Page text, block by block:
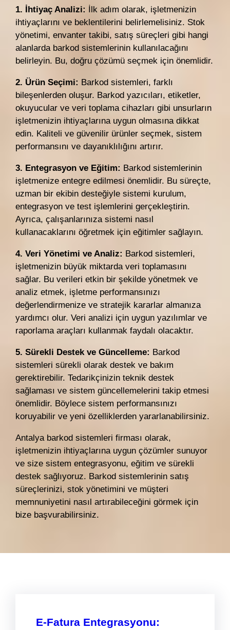
1. İhtiyaç Analizi: İlk adım olarak, işletmenizin
ihtiyaçlarını ve beklentilerini belirlemelisiniz. Stok
yönetimi, envanter takibi, satış süreçleri gibi hangi
alanlarda barkod sistemlerinin kullanılacağını
belirleyin. Bu, doğru çözümü seçmek için önemlidir.
2. Ürün Seçimi: Barkod sistemleri, farklı
bileşenlerden oluşur. Barkod yazıcıları, etiketler,
okuyucular ve veri toplama cihazları gibi unsurların
işletmenizin ihtiyaçlarına uygun olmasına dikkat
edin. Kaliteli ve güvenilir ürünler seçmek, sistem
performansını ve dayanıklılığını artırır.
3. Entegrasyon ve Eğitim: Barkod sistemlerinin
işletmenize entegre edilmesi önemlidir. Bu süreçte,
uzman bir ekibin desteğiyle sistemi kurulum,
entegrasyon ve test işlemlerini gerçekleştirin.
Ayrıca, çalışanlarınıza sistemi nasıl
kullanacaklarını öğretmek için eğitimler sağlayın.
4. Veri Yönetimi ve Analiz: Barkod sistemleri,
işletmenizin büyük miktarda veri toplamasını
sağlar. Bu verileri etkin bir şekilde yönetmek ve
analiz etmek, işletme performansınızı
değerlendirmenize ve stratejik kararlar almanıza
yardımcı olur. Veri analizi için uygun yazılımlar ve
raporlama araçları kullanmak faydalı olacaktır.
5. Sürekli Destek ve Güncelleme: Barkod
sistemleri sürekli olarak destek ve bakım
gerektirebilir. Tedarikçinizin teknik destek
sağlaması ve sistem güncellemelerini takip etmesi
önemlidir. Böylece sistem performansınızı
koruyabilir ve yeni özelliklerden yararlanabilirsiniz.
Antalya barkod sistemleri firması olarak,
işletmenizin ihtiyaçlarına uygun çözümler sunuyor
ve size sistem entegrasyonu, eğitim ve sürekli
destek sağlıyoruz. Barkod sistemlerinin satış
süreçlerinizi, stok yönetimini ve müşteri
memnuniyetini nasıl artırabileceğini görmek için
bize başvurabilirsiniz.
E-Fatura Entegrasyonu: